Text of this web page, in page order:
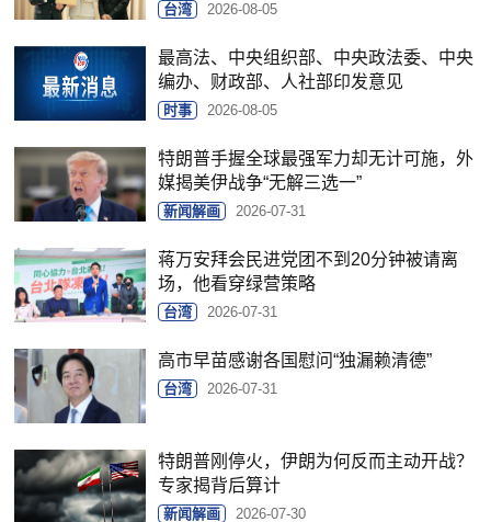
台湾 2026-08-05
最高法、中央组织部、中央政法委、中央
编办、财政部、人社部印发意见
时事 2026-08-05
特朗普手握全球最强军力却无计可施，外
媒揭美伊战争“无解三选一”
新闻解画 2026-07-31
蒋万安拜会民进党团不到20分钟被请离
场，他看穿绿营策略
台湾 2026-07-31
高市早苗感谢各国慰问“独漏赖清德”
台湾 2026-07-31
特朗普刚停火，伊朗为何反而主动开战？
专家揭背后算计
新闻解画 2026-07-30